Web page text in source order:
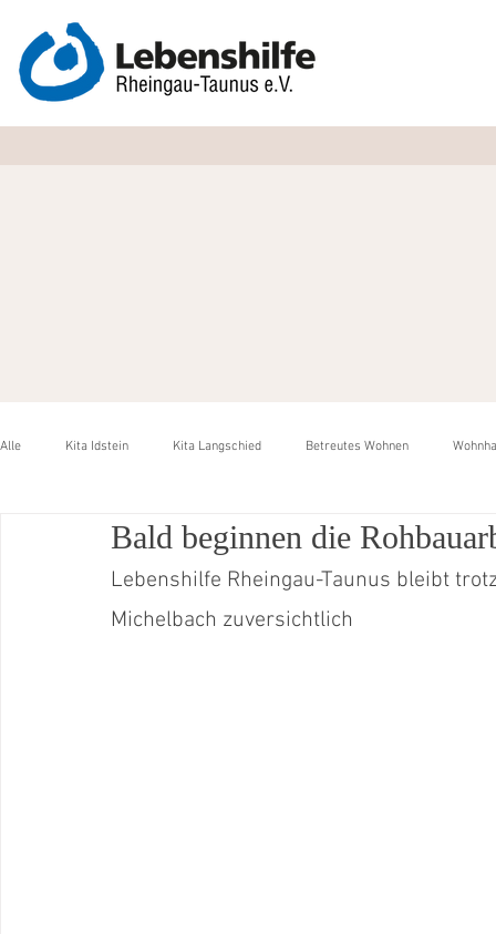
Alle Kita Idstein Kita Langschied Betreutes Wohnen
Betreutes Wohnen Oestrich-Winkel Kita Gänsberg Sommerfest
Bald beginnen die
Lebenshilfe Rheingau-Taunus bleibt
Michelbach zuversichtlich